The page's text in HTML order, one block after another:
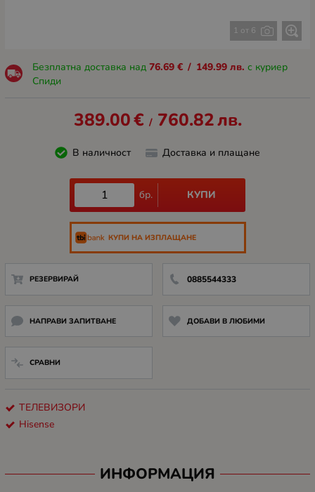
1 от 6
Безплатна доставка над 76.69 € / 149.99 лв. с куриер
Спиди
389.00€ / 760.82лв.
В наличност Доставка и плащане
бр. КУПИ
КУПИ НА ИЗПЛАЩАНЕ
РЕЗЕРВИРАЙ 0885544333
НАПРАВИ ЗАПИТВАНЕ ДОБАВИ В ЛЮБИМИ
СРАВНИ
ТЕЛЕВИЗОРИ
Hisense
ИНФОРМАЦИЯ